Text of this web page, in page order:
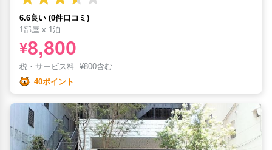
6.6良い (0件口コミ)
1部屋 x 1泊
¥8,800
税・サービス料 ¥800含む
40ポイント